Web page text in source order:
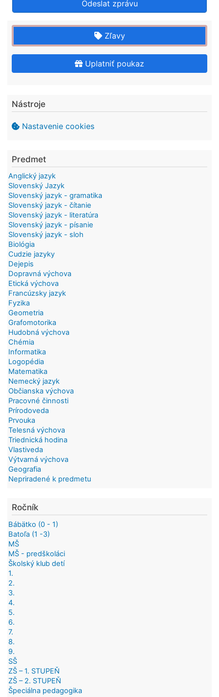
Zľavy
Uplatniť poukaz
Nástroje
Nastavenie cookies
Predmet
Anglický jazyk
Slovenský Jazyk
Slovenský jazyk - gramatika
Slovenský jazyk - čítanie
Slovenský jazyk - literatúra
Slovenský jazyk - písanie
Slovenský jazyk - sloh
Biológia
Cudzie jazyky
Dejepis
Dopravná výchova
Etická výchova
Francúzsky jazyk
Fyzika
Geometria
Grafomotorika
Hudobná výchova
Chémia
Informatika
Logopédia
Matematika
Nemecký jazyk
Občianska výchova
Pracovné činnosti
Prírodoveda
Prvouka
Telesná výchova
Triednická hodina
Vlastiveda
Výtvarná výchova
Geografia
Nepriradené k predmetu
Ročník
Bábätko (0 - 1)
Batoľa (1 -3)
MŠ
MŠ - predškoláci
Školský klub detí
1.
2.
3.
4.
5.
6.
7.
8.
9.
SŠ
ZŠ – 1. STUPEŇ
ZŠ – 2. STUPEŇ
Špeciálna pedagogika